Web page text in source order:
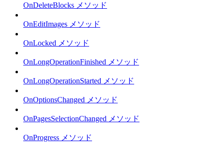
OnDeleteBlocks メソッド
OnEditImages メソッド
OnLocked メソッド
OnLongOperationFinished メソッド
OnLongOperationStarted メソッド
OnOptionsChanged メソッド
OnPagesSelectionChanged メソッド
OnProgress メソッド